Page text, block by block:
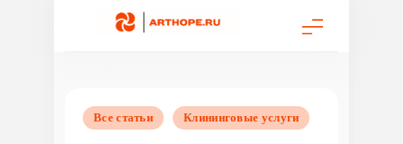
Все статьи Клининговые услуги